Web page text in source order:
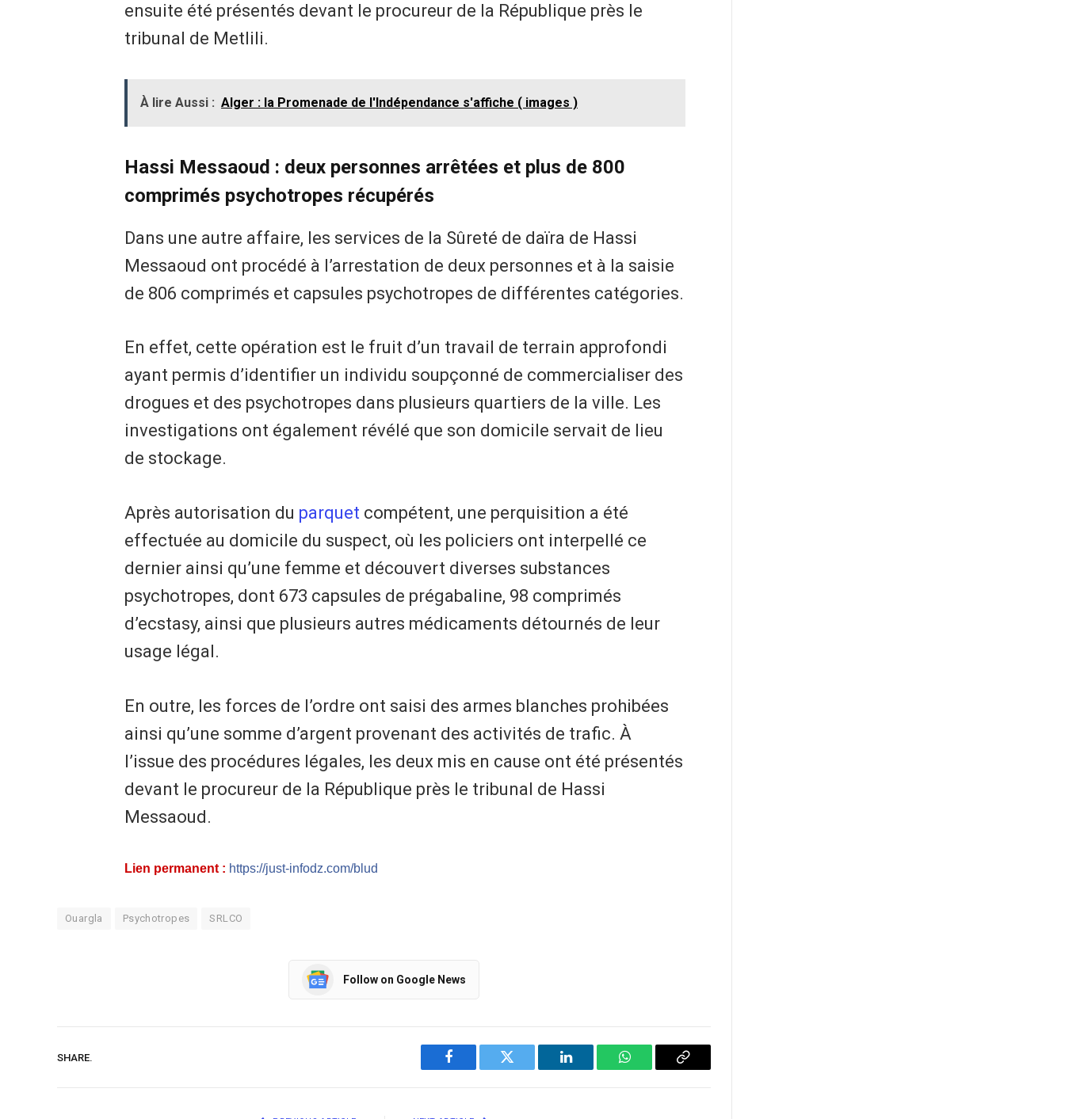
ensuite été présentés devant le procureur de la République près le
tribunal de Metlili.
À lire Aussi : Alger : la Promenade de l'Indépendance s'affiche ( images )
Hassi Messaoud : deux personnes arrêtées et plus de 800
comprimés psychotropes récupérés
Dans une autre affaire, les services de la Sûreté de daïra de Hassi
Messaoud ont procédé à l’arrestation de deux personnes et à la saisie
de 806 comprimés et capsules psychotropes de différentes catégories.
En effet, cette opération est le fruit d’un travail de terrain approfondi
ayant permis d’identifier un individu soupçonné de commercialiser des
drogues et des psychotropes dans plusieurs quartiers de la ville. Les
investigations ont également révélé que son domicile servait de lieu
de stockage.
Après autorisation du parquet compétent, une perquisition a été
effectuée au domicile du suspect, où les policiers ont interpellé ce
dernier ainsi qu’une femme et découvert diverses substances
psychotropes, dont 673 capsules de prégabaline, 98 comprimés
d’ecstasy, ainsi que plusieurs autres médicaments détournés de leur
usage légal.
En outre, les forces de l’ordre ont saisi des armes blanches prohibées
ainsi qu’une somme d’argent provenant des activités de trafic. À
l’issue des procédures légales, les deux mis en cause ont été présentés
devant le procureur de la République près le tribunal de Hassi
Messaoud.
Lien permanent : https://just-infodz.com/blud
Ouargla Psychotropes SRLCO
Follow on Google News
SHARE.
Facebook Twitter LinkedIn WhatsAppCopy